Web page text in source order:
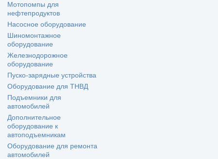
Мотопомпы для
нефтепродуктов
Насосное оборудование
Шиномонтажное
оборудование
Железнодорожное
оборудование
Пуско-зарядные устройства
Оборудование для ТНВД
Подъемники для
автомобилей
Дополнительное
оборудование к
автоподъемникам
Оборудование для ремонта
автомобилей